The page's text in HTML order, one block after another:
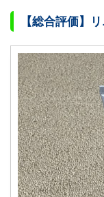
【総合評価】